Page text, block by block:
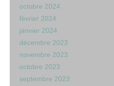
octobre 2024
février 2024
janvier 2024
décembre 2023
novembre 2023
octobre 2023
septembre 2023